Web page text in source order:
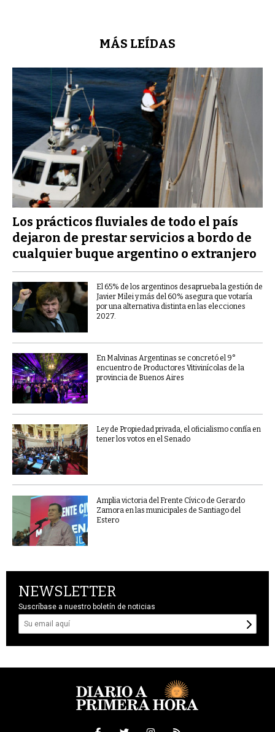
MÁS LEÍDAS
Los prácticos fluviales de todo el país
dejaron de prestar servicios a bordo de
cualquier buque argentino o extranjero
El 65% de los argentinos desaprueba la gestión de
Javier Milei y más del 60% asegura que votaría
por una alternativa distinta en las elecciones
2027.
En Malvinas Argentinas se concretó el 9°
encuentro de Productores Vitivinícolas de la
provincia de Buenos Aires
Ley de Propiedad privada, el oficialismo confía en
tener los votos en el Senado
Amplia victoria del Frente Cívico de Gerardo
Zamora en las municipales de Santiago del
Estero
NEWSLETTER
Suscríbase a nuestro boletín de noticias